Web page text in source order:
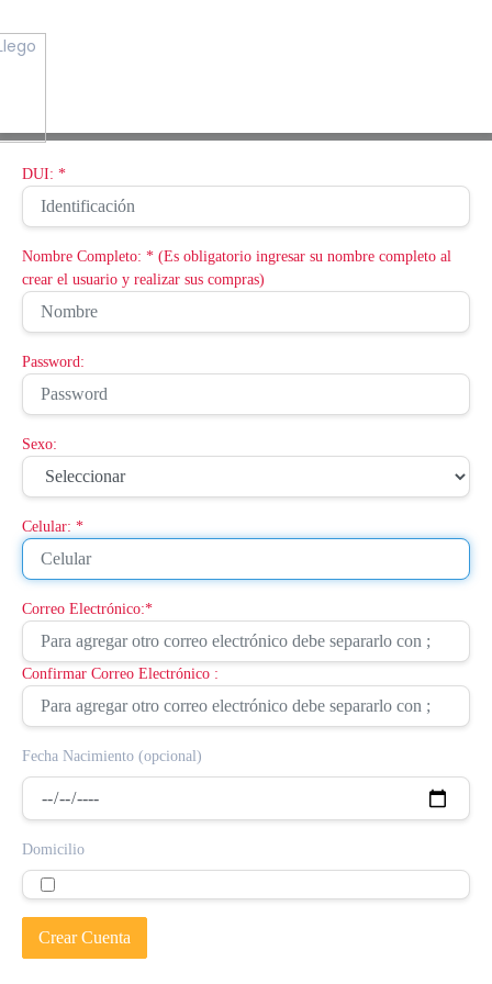
DUI: *
Nombre Completo: * (Es obligatorio ingresar su nombre completo al
crear el usuario y realizar sus compras)
Password:
Sexo:
Celular: *
Correo Electrónico:*
Confirmar Correo Electrónico :
Fecha Nacimiento (opcional)
Domicilio